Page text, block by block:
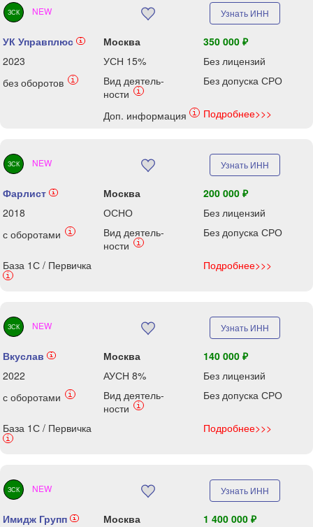
ЗСК NEW Узнать ИНН
УК Управплюс i Москва
350 000 ₽
2023
УСН 15%
Без лицензий
без оборотов
i
Вид деятель-
ности
i
Без допуска СРО
Доп. информация i Подробнее>>>
ЗСК NEW Узнать ИНН
Фарлист i Москва
200 000 ₽
2018
ОСНО
Без лицензий
с оборотами
i
Вид деятель-
ности
i
Без допуска СРО
База 1С / Первичка
i
Подробнее>>>
ЗСК NEW Узнать ИНН
Вкуслав i Москва
140 000 ₽
2022
АУСН 8%
Без лицензий
с оборотами
i
Вид деятель-
ности
i
Без допуска СРО
База 1С / Первичка
i
Подробнее>>>
ЗСК NEW Узнать ИНН
Имидж Групп i Москва
1 400 000 ₽